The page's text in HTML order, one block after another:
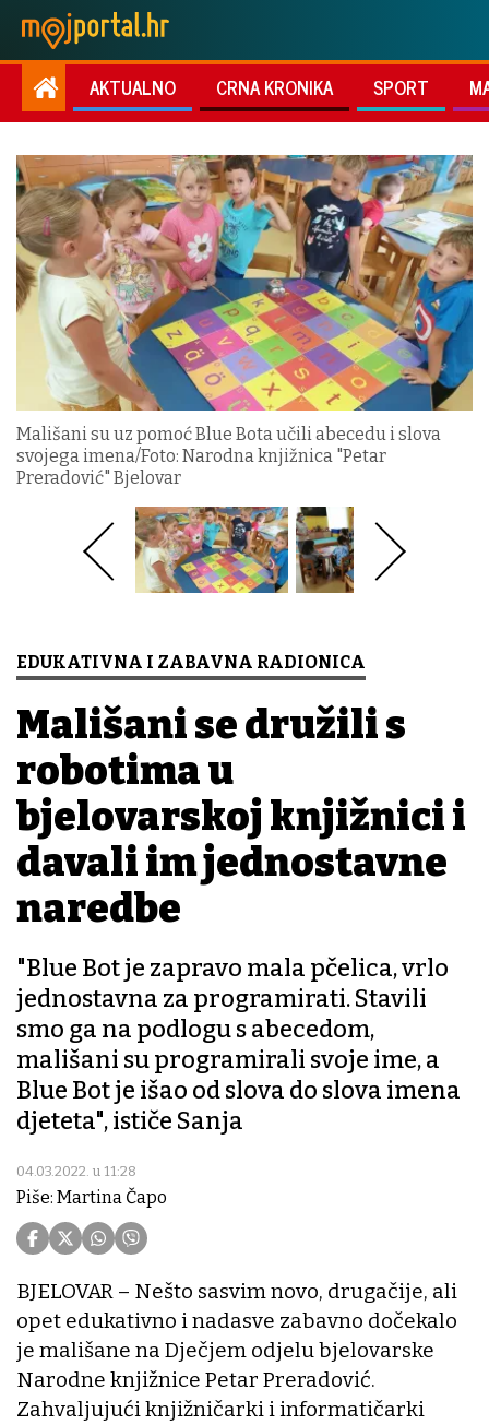
AKTUALNO CRNA KRONIKA SPORT
Mališani su uz pomoć Blue Bota učili abecedu i slova
svojega imena/Foto: Narodna knjižnica "Petar
Preradović" Bjelovar
EDUKATIVNA I ZABAVNA RADIONICA
Mališani se družili s
robotima u
bjelovarskoj knjižnici i
davali im jednostavne
naredbe
"Blue Bot je zapravo mala pčelica, vrlo
jednostavna za programirati. Stavili
smo ga na podlogu s abecedom,
mališani su programirali svoje ime, a
Blue Bot je išao od slova do slova imena
djeteta", ističe Sanja
04.03.2022. u 11:28
Piše: Martina Čapo
BJELOVAR – Nešto sasvim novo, drugačije, ali
opet edukativno i nadasve zabavno dočekalo
je mališane na Dječjem odjelu bjelovarske
Narodne knjižnice Petar Preradović.
Zahvaljujući knjižničarki i informatičarki